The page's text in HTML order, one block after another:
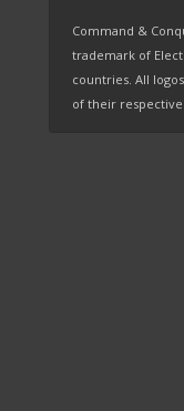
Command &
trademark of
countries. All
of their respective